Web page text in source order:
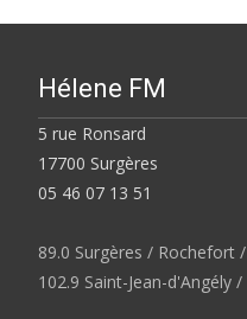
Hélene FM
5 rue Ronsard
17700 Surgères
05 46 07 13 51
89.0 Surgères / Rochefort
102.9 Saint-Jean-d'Angély